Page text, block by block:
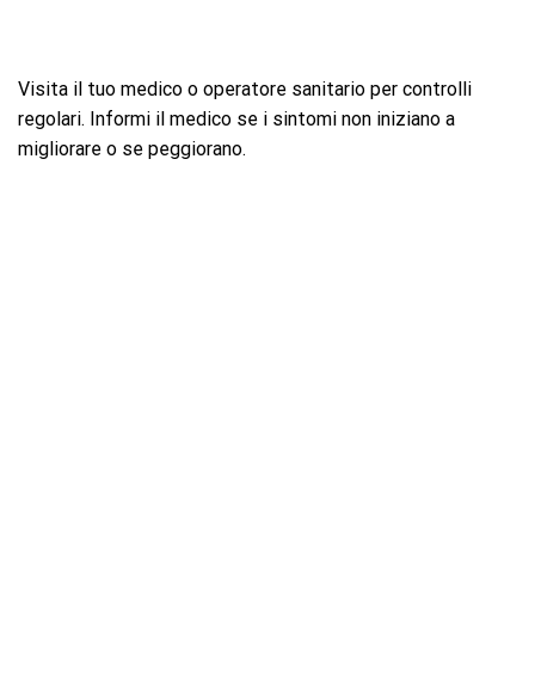
Visita il tuo medico o operatore sanitario per controlli
regolari. Informi il medico se i sintomi non iniziano a
migliorare o se peggiorano.